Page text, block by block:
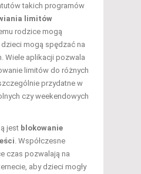
takich programów
limitów
rodzice mogą
mogą spędzać na
Wiele aplikacji pozwala
limitów do różnych
przydatne w
czy weekendowych
jest blokowanie
. Współczesne
czas pozwalają na
aby dzieci mogły